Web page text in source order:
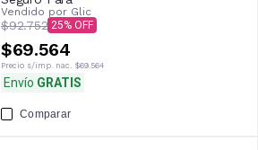
Vendido por Glic
$92.752 25
$69.564
Precio s/imp. nac. $69.564
Envío GRATIS
Comparar